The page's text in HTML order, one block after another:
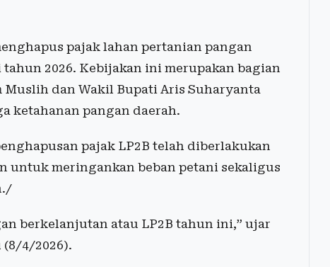
pajak lahan pertanian pangan
2026. Kebijakan ini merupakan bagian
dan Wakil Bupati Aris Suharyanta
ketahanan pangan daerah.
pajak LP2B telah diberlakukan
untuk meringankan beban petani sekaligus
berkelanjutan atau LP2B tahun ini,” ujar
(8/4/2026).